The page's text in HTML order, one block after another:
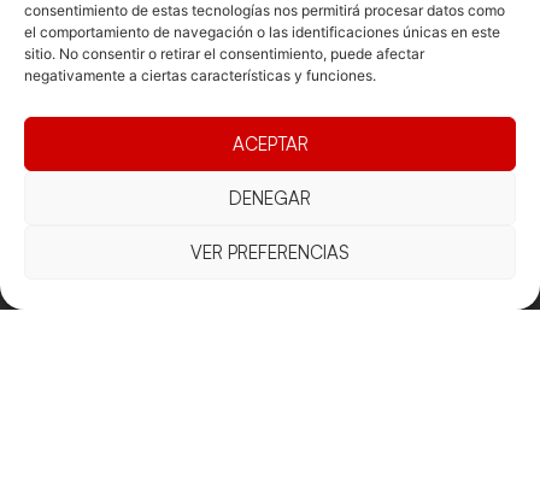
consentimiento de estas tecnologías nos permitirá procesar datos como
el comportamiento de navegación o las identificaciones únicas en este
sitio. No consentir o retirar el consentimiento, puede afectar
negativamente a ciertas características y funciones.
ACEPTAR
DENEGAR
VER PREFERENCIAS
Federació
Competicions
Competiciones
Pista
Competiciones
Vólei neu
Documentacio
Funcionament
Eleccions
Contacte
Carrer de les